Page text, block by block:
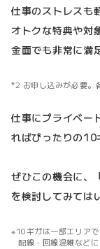
仕事のストレスも
オトクな特典や対
金面でも非常に満
2 お申し込みが必要。
仕事にプライベー
ればぴったりの10
ぜひこの機会に、
を検討してみては
10ギガは一部エリア
配線・回線混雑など